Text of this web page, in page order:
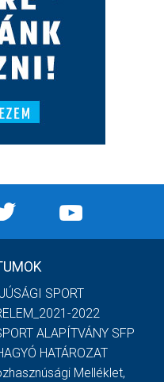
SPORT
2022
ALAPÍTVÁNY SFP
HATÁROZAT
Melléklet,